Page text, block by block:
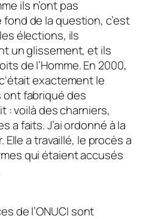
ils n’ont pas
fond de la question, c’est
élections, ils
un glissement, et ils
de l’Homme. En 2000,
exactement le
ont fabriqué des
: voilà des charniers,
a faits. J’ai ordonné à la
Elle a travaillé, le procès a
qui étaient accusés
de l’ONUCI sont